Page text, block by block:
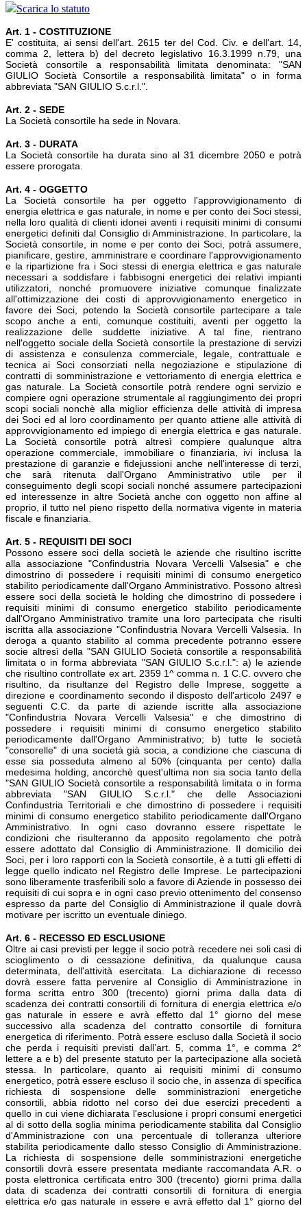
Scarica lo statuto
Art. 1 - COSTITUZIONE
E' costituita, ai sensi dell'art. 2615 ter del Cod. Civ. e dell'art. 14,
comma 2, lettera b) del decreto legislativo 16.3.1999 n.79, una
Società consortile a responsabilità limitata denominata: "SAN
GIULIO Società Consortile a responsabilità limitata" o in forma
abbreviata "SAN GIULIO S.c.r.l.".
Art. 2 - SEDE
La Società consortile ha sede in Novara.
Art. 3 - DURATA
La Società consortile ha durata sino al 31 dicembre 2050 e potrà
essere prorogata.
Art. 4 - OGGETTO
La Società consortile ha per oggetto l'approvvigionamento di
energia elettrica e gas naturale, in nome e per conto dei Soci stessi,
nella loro qualità di clienti idonei aventi i requisiti minimi di consumi
energetici definiti dal Consiglio di Amministrazione. In particolare, la
Società consortile, in nome e per conto dei Soci, potrà assumere,
pianificare, gestire, amministrare e coordinare l'approvvigionamento
e la ripartizione fra i Soci stessi di energia elettrica e gas naturale
necessari a soddisfare i fabbisogni energetici dei relativi impianti
utilizzatori, nonché promuovere iniziative comunque finalizzate
all'ottimizzazione dei costi di approvvigionamento energetico in
favore dei Soci, potendo la Società consortile partecipare a tale
scopo anche a enti, comunque costituiti, aventi per oggetto la
realizzazione delle suddette iniziative. A tal fine, rientrano
nell'oggetto sociale della Società consortile la prestazione di servizi
di assistenza e consulenza commerciale, legale, contrattuale e
tecnica ai Soci consorziati nella negoziazione e stipulazione di
contratti di somministrazione e vettoriamento di energia elettrica e
gas naturale. La Società consortile potrà rendere ogni servizio e
compiere ogni operazione strumentale al raggiungimento dei propri
scopi sociali nonchè alla miglior efficienza delle attività di impresa
dei Soci ed al loro coordinamento per quanto attiene alle attività di
approvvigionamento ed impiego di energia elettrica e gas naturale.
La Società consortile potrà altresì compiere qualunque altra
operazione commerciale, immobiliare o finanziaria, ivi inclusa la
prestazione di garanzie e fidejussioni anche nell'interesse di terzi,
che sarà ritenuta dall'Organo Amministrativo utile per il
conseguimento degli scopi sociali nonché assumere partecipazioni
ed interessenze in altre Società anche con oggetto non affine al
proprio, il tutto nel pieno rispetto della normativa vigente in materia
fiscale e finanziaria.
Art. 5 - REQUISITI DEI SOCI
Possono essere soci della società le aziende che risultino iscritte
alla associazione "Confindustria Novara Vercelli Valsesia" e che
dimostrino di possedere i requisiti minimi di consumo energetico
stabilito periodicamente dall'Organo Amministrativo. Possono altresì
essere soci della società le holding che dimostrino di possedere i
requisiti minimi di consumo energetico stabilito periodicamente
dall'Organo Amministrativo tramite una loro partecipata che risulti
iscritta alla associazione "Confindustria Novara Vercelli Valsesia. In
deroga a quanto stabilito al comma precedente potranno essere
socie altresì della "SAN GIULIO Società consortile a responsabilità
limitata o in forma abbreviata "SAN GIULIO S.c.r.l.": a) le aziende
che risultino controllate ex art. 2359 1^ comma n. 1 C.C. ovvero che
risultino, da risultanze del Registro delle Imprese, soggette a
direzione e coordinamento secondo il disposto dell'articolo 2497 e
seguenti C.C. da parte di aziende iscritte alla associazione
"Confindustria Novara Vercelli Valsesia" e che dimostrino di
possedere i requisiti minimi di consumo energetico stabilito
periodicamente dall'Organo Amministrativo; b) tutte le società
"consorelle" di una società già socia, a condizione che ciascuna di
esse sia posseduta almeno al 50% (cinquanta per cento) dalla
medesima holding, ancorchè quest'ultima non sia socia tanto della
"SAN GIULIO Società consortile a responsabilità limitata o in forma
abbreviata "SAN GIULIO S.c.r.l." che delle Associazioni
Confindustria Territoriali e che dimostrino di possedere i requisiti
minimi di consumo energetico stabilito periodicamente dall'Organo
Amministrativo. In ogni caso dovranno essere rispettate le
condizioni che risulteranno da apposito regolamento che potrà
essere adottato dal Consiglio di Amministrazione. Il domicilio dei
Soci, per i loro rapporti con la Società consortile, è a tutti gli effetti di
legge quello indicato nel Registro delle Imprese. Le partecipazioni
sono liberamente trasferibili solo a favore di Aziende in possesso dei
requisiti di cui sopra e in ogni caso previo ottenimento del consenso
espresso da parte del Consiglio di Amministrazione il quale dovrà
motivare per iscritto un eventuale diniego.
Art. 6 - RECESSO ED ESCLUSIONE
Oltre ai casi previsti per legge il socio potrà recedere nei soli casi di
scioglimento o di cessazione definitiva, da qualunque causa
determinata, dell'attività esercitata. La dichiarazione di recesso
dovrà essere fatta pervenire al Consiglio di Amministrazione in
forma scritta entro 300 (trecento) giorni prima dalla data di
scadenza dei contratti consortili di fornitura di energia elettrica e/o
gas naturale in essere e avrà effetto dal 1° giorno del mese
successivo alla scadenza del contratto consortile di fornitura
energetica di riferimento. Potrà essere escluso dalla Società il socio
che perda i requisiti previsti dall’art. 5, comma 1°, e comma 2°
lettere a e b) del presente statuto per la partecipazione alla società
stessa. In particolare, quanto ai requisiti minimi di consumo
energetico, potrà essere escluso il socio che, in assenza di specifica
richiesta di sospensione delle somministrazioni energetiche
consortili, abbia ridotto nel corso dei due esercizi precedenti a
quello in cui viene dichiarata l'esclusione i propri consumi energetici
al di sotto della soglia minima periodicamente stabilita dal Consiglio
d'Amministrazione con una percentuale di tolleranza ulteriore
stabilita periodicamente dallo stesso Consiglio di Amministrazione.
La richiesta di sospensione delle somministrazioni energetiche
consortili dovrà essere presentata mediante raccomandata A.R. o
posta elettronica certificata entro 300 (trecento) giorni prima dalla
data di scadenza dei contratti consortili di fornitura di energia
elettrica e/o gas naturale in essere e avrà effetto dal 1° giorno del